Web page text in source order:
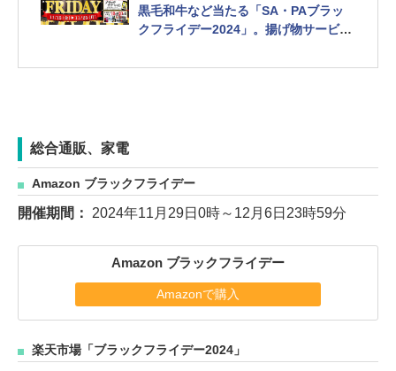
黒毛和牛など当たる「SA・PAブラッ
クフライデー2024」。揚げ物サービス
総合通販、家電
Amazon ブラックフライデー
開催期間： 2024年11月29日0時～12月6日23時59分
Amazon ブラックフライデー
Amazonで購入
楽天市場「ブラックフライデー2024」